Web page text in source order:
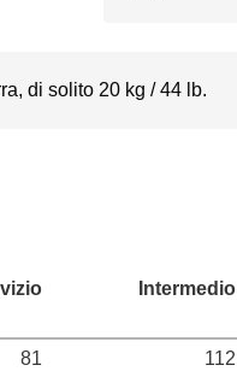
di solito 20 kg / 44 lb.
81 112